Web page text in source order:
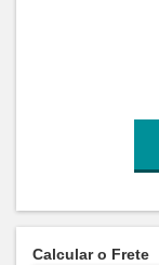
Calcular o Frete